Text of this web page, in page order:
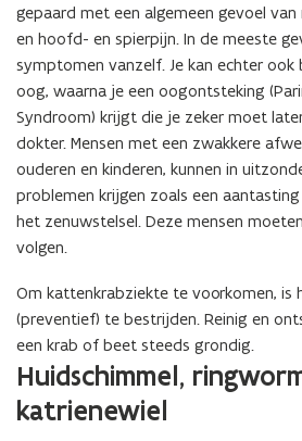
gepaard met een algemeen gevoel
en hoofd- en spierpijn. In de meeste
symptomen vanzelf. Je kan echter
oog, waarna je een oogontsteking
Syndroom) krijgt die je zeker moet
dokter. Mensen met een zwakkere
ouderen en kinderen, kunnen in
problemen krijgen zoals een
het zenuwstelsel. Deze mensen
volgen.
Om kattenkrabziekte te voorkomen, is
(preventief) te bestrijden. Reinig en
een krab of beet steeds grondig.
Huidschimmel,
katrienewiel